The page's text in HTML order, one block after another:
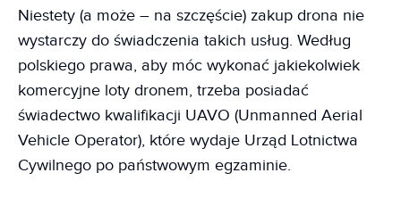
Niestety (a może – na szczęście) zakup drona nie
wystarczy do świadczenia takich usług. Według
polskiego prawa, aby móc wykonać jakiekolwiek
komercyjne loty dronem, trzeba posiadać
świadectwo kwalifikacji UAVO (Unmanned Aerial
Vehicle Operator), które wydaje Urząd Lotnictwa
Cywilnego po państwowym egzaminie.